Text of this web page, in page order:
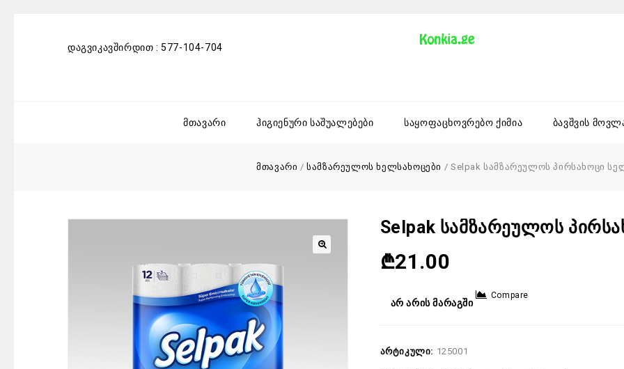
დაგვიკავშირდით :577-104-704
მთავარი ჰიგიენური საშუალებები საყოფაცხოვრებო ქიმია ბავშვის
მთავარი /სამზარეულოს ხელსახოცები / Selpak სამზარეულოს პირსახოცი
Selpak Სამზარეულოს
₾21.00
არ არის მარაგში
Compare
არტიკული: 125001